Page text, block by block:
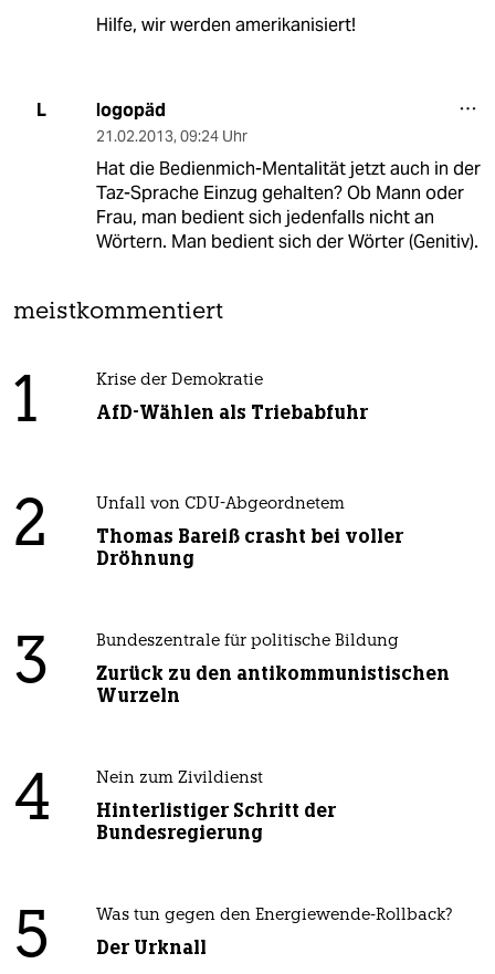
Hilfe, wir werden amerikanisiert!
L logopäd
21.02.2013, 09:24 Uhr
Hat die Bedienmich-Mentalität jetzt auch in der
Taz-Sprache Einzug gehalten? Ob Mann oder
Frau, man bedient sich jedenfalls nicht an
Wörtern. Man bedient sich der Wörter (Genitiv).
meistkommentiert
1 Krise der Demokratie
AfD-Wählen als Triebabfuhr
2 Unfall von CDU-Abgeordnetem
Thomas Bareiß crasht bei voller
Dröhnung
3 Bundeszentrale für politische Bildung
Zurück zu den antikommunistischen
Wurzeln
4 Nein zum Zivildienst
Hinterlistiger Schritt der
Bundesregierung
5 Was tun gegen den Energiewende-Rollback?
Der Urknall